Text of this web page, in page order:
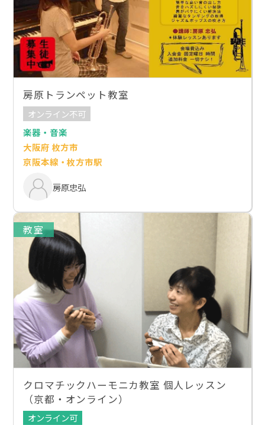
房原トランペット教室
オンライン不可
楽器・音楽
大阪府 枚方市
京阪本線・枚方市駅
房原忠弘
教室
クロマチックハーモニカ教室 個人レッスン
（京都・オンライン）
オンライン可